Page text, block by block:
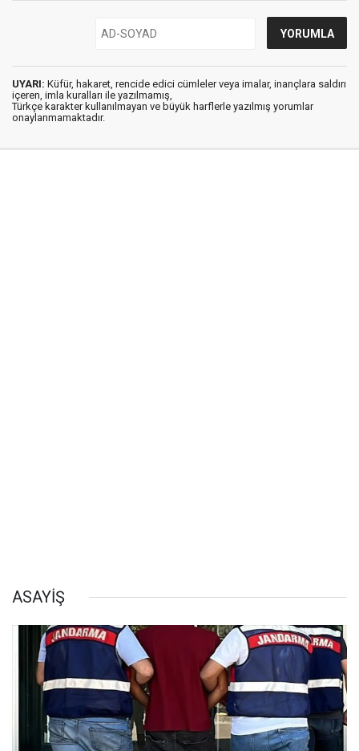
UYARI: Küfür, hakaret, rencide edici cümleler veya imalar, inançlara saldırı
içeren, imla kuralları ile yazılmamış,
Türkçe karakter kullanılmayan ve büyük harflerle yazılmış yorumlar
onaylanmamaktadır.
ASAYİŞ